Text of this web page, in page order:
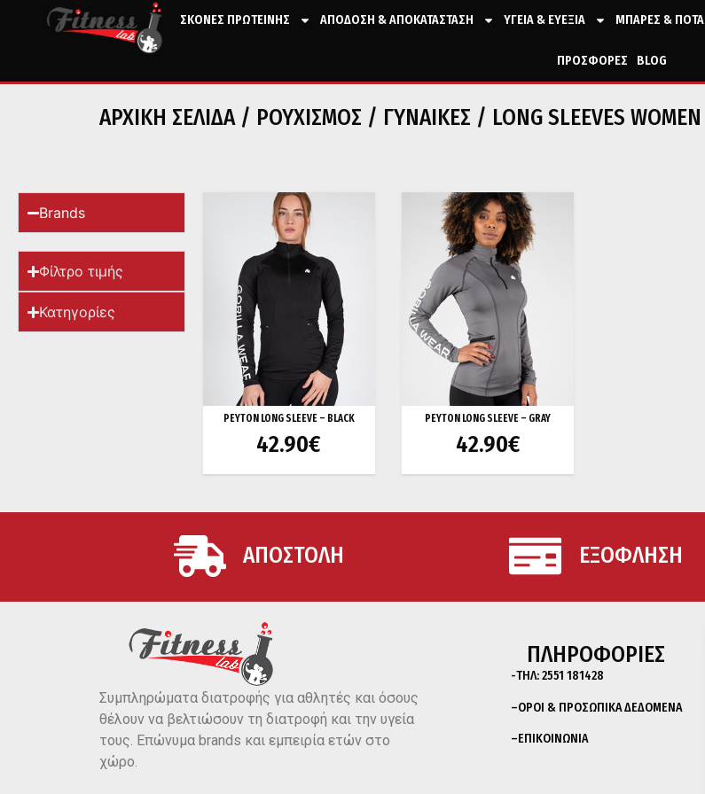
ΣΚΟΝΕΣ ΠΡΩΤΕΙΝΗΣ ΑΠΟΔΟΣΗ & ΑΠΟΚΑΤΑΣΤΑΣΗ ΥΓΕΙΑ & ΕΥΕΞΙΑ ΜΠΑΡΕΣ & ΠΟΤΑ
ΠΡΟΣΦΟΡΕΣ BLOG
ΑΡΧΙΚΉ ΣΕΛΊΔΑ/ ΡΟΥΧΙΣΜΟΣ / ΓΥΝΑΙΚΕΣ / LONG SLEEVES WOMEN
Brands
Φίλτρο τιμής
Κατηγορίες
PEYTON LONG SLEEVE – BLACK
42.90€
PEYTON LONG SLEEVE – GRAY
42.90€
ΑΠΟΣΤΟΛΗ ΕΞΟΦΛΗΣΗ
Συμπληρώματα διατροφής για αθλητές και όσους
θέλουν να βελτιώσουν τη διατροφή και την υγεία
τους. Επώνυμα brands και εμπειρία ετών στο
χώρο.
ΠΛΗΡΟΦΟΡΙΕΣ
-ΤΗΛ:2551 181428
–ΟΡΟΙ & ΠΡΟΣΩΠΙΚΑ ΔΕΔΟΜΕΝΑ
–ΕΠΙΚΟΙΝΩΝΙΑ